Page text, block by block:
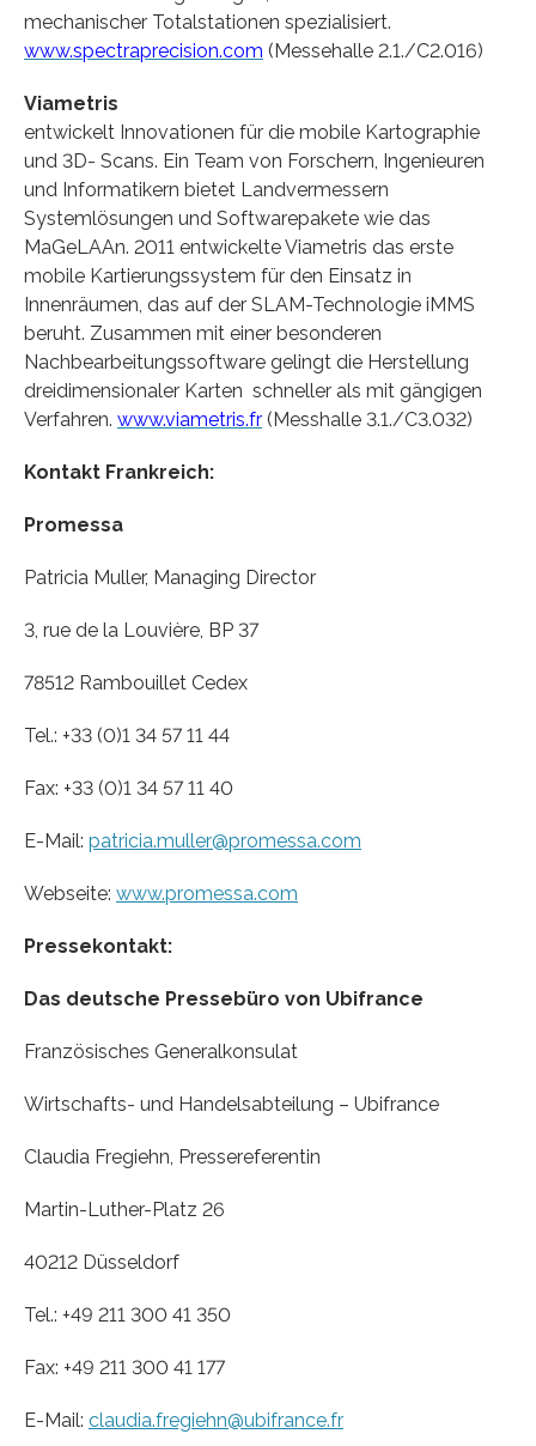
mechanischer Totalstationen spezialisiert.
www.spectraprecision.com (Messehalle 2.1./C2.016)
Viametris
entwickelt Innovationen für die mobile Kartographie
und 3D- Scans. Ein Team von Forschern, Ingenieuren
und Informatikern bietet Landvermessern
Systemlösungen und Softwarepakete wie das
MaGeLAAn. 2011 entwickelte Viametris das erste
mobile Kartierungssystem für den Einsatz in
Innenräumen, das auf der SLAM-Technologie iMMS
beruht. Zusammen mit einer besonderen
Nachbearbeitungssoftware gelingt die Herstellung
dreidimensionaler Karten schneller als mit gängigen
Verfahren. www.viametris.fr (Messhalle 3.1./C3.032)
Kontakt Frankreich:
Promessa
Patricia Muller, Managing Director
3, rue de la Louvière, BP 37
78512 Rambouillet Cedex
Tel.: +33 (0)1 34 57 11 44
Fax: +33 (0)1 34 57 11 40
E-Mail: patricia.muller@promessa.com
Webseite: www.promessa.com
Pressekontakt:
Das deutsche Pressebüro von Ubifrance
Französisches Generalkonsulat
Wirtschafts- und Handelsabteilung – Ubifrance
Claudia Fregiehn, Pressereferentin
Martin-Luther-Platz 26
40212 Düsseldorf
Tel.: +49 211 300 41 350
Fax: +49 211 300 41 177
E-Mail: claudia.fregiehn@ubifrance.fr